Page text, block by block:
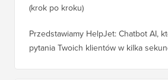
(krok po kroku)
Przedstawiamy HelpJet: Chatbot AI,
pytania Twoich klientów w kilka